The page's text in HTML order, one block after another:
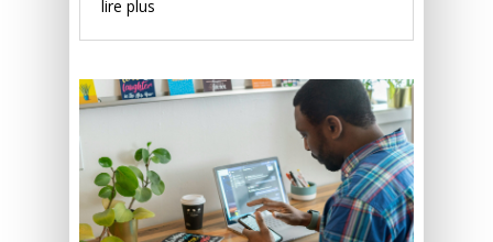
lire plus